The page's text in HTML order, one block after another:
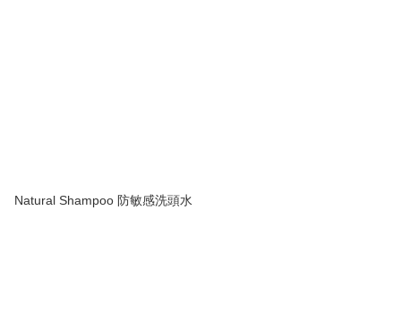
Natural Shampoo 防敏感洗頭水